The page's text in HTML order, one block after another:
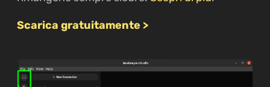
Scarica gratuitamente >